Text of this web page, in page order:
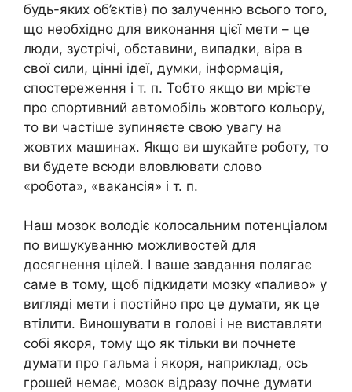
будь-яких об’єктів) по залученню всього того,
що необхідно для виконання цієї мети – це
люди, зустрічі, обставини, випадки, віра в
свої сили, цінні ідеї, думки, інформація,
спостереження і т. п. Тобто якщо ви мрієте
про спортивний автомобіль жовтого кольору,
то ви частіше зупиняєте свою увагу на
жовтих машинах. Якщо ви шукайте роботу, то
ви будете всюди вловлювати слово
«робота», «вакансія» і т. п.
Наш мозок володіє колосальним потенціалом
по вишукуванню можливостей для
досягнення цілей. І ваше завдання полягає
саме в тому, щоб підкидати мозку «паливо» у
вигляді мети і постійно про це думати, як це
втілити. Виношувати в голові і не виставляти
собі якоря, тому що як тільки ви почнете
думати про гальма і якоря, наприклад, ось
грошей немає, мозок відразу почне думати